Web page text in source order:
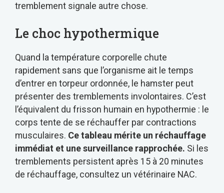
tremblement signale autre chose.
Le choc hypothermique
Quand la température corporelle chute
rapidement sans que l’organisme ait le temps
d’entrer en torpeur ordonnée, le hamster peut
présenter des tremblements involontaires. C’est
l’équivalent du frisson humain en hypothermie : le
corps tente de se réchauffer par contractions
musculaires. Ce tableau mérite un réchauffage
immédiat et une surveillance rapprochée. Si les
tremblements persistent après 15 à 20 minutes
de réchauffage, consultez un vétérinaire NAC.